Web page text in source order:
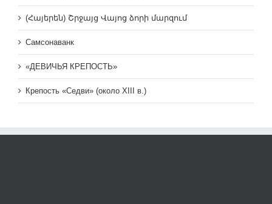
(Հայերեն) Շրջայց Վայոց ձորի մարզում
Самсонаванк
«ДЕВИЧЬЯ КРЕПОСТЬ»
Крепость «Седви» (около XIII в.)